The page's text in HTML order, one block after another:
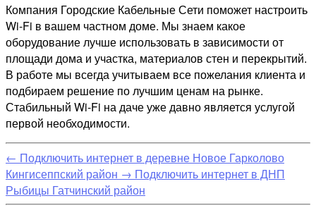
Компания Городские Кабельные Сети поможет настроить
Wi-Fi в вашем частном доме. Мы знаем какое
оборудование лучше использовать в зависимости от
площади дома и участка, материалов стен и перекрытий.
В работе мы всегда учитываем все пожелания клиента и
подбираем решение по лучшим ценам на рынке.
Стабильный Wi-Fi на даче уже давно является услугой
первой необходимости.
← Подключить интернет в деревне Новое Гарколово
Кингисеппский район → Подключить интернет в ДНП
Рыбицы Гатчинский район